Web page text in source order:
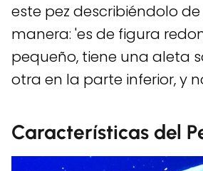
este pez describiéndolo
manera: 'es de figura
pequeño, tiene una aleta
otra en la parte inferior, y
Características del